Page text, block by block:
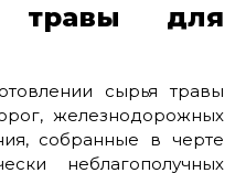
травы для
сырья травы
железнодорожных
собранные в черте
неблагополучных